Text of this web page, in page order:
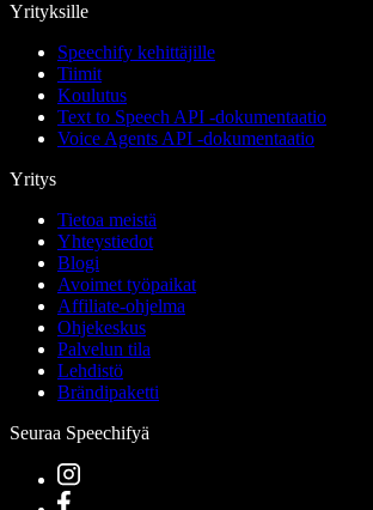
Yrityksille
Speechify kehittäjille
Tiimit
Koulutus
Text to Speech API -dokumentaatio
Voice Agents API -dokumentaatio
Yritys
Tietoa meistä
Yhteystiedot
Blogi
Avoimet työpaikat
Affiliate-ohjelma
Ohjekeskus
Palvelun tila
Lehdistö
Brändipaketti
Seuraa Speechifyä